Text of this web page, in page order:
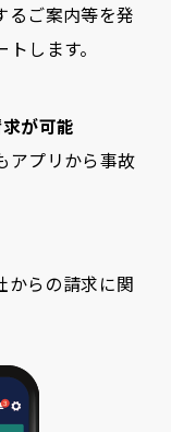
るご案内等を発
します。
が可能
アプリから事故
からの請求に関